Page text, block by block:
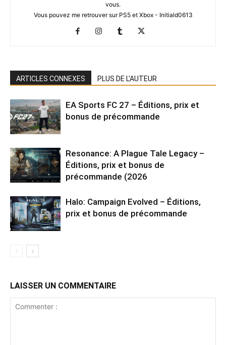
vous.
Vous pouvez me retrouver sur PS5 et Xbox - Initiald0613
ARTICLES CONNEXES PLUS DE L'AUTEUR
EA Sports FC 27 – Éditions, prix et
bonus de précommande
Resonance: A Plague Tale Legacy –
Éditions, prix et bonus de
précommande (2026
Halo: Campaign Evolved – Éditions,
prix et bonus de précommande
LAISSER UN COMMENTAIRE